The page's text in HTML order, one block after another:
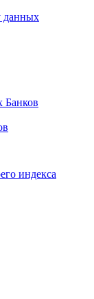
данных
Банков
индекса